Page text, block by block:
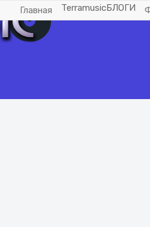
Главная TerramusicБЛОГИ